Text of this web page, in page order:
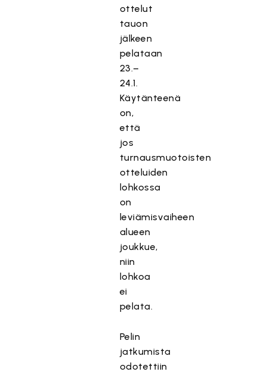
ottelut
tauon
jälkeen
pelataan
23.–
24.1.
Käytänteenä
on,
että
jos
turnausmuotoisten
otteluiden
lohkossa
on
leviämisvaiheen
alueen
joukkue,
niin
lohkoa
ei
pelata.
Pelin
jatkumista
odotettiin